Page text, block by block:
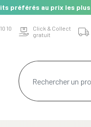
préférés au prix les
10
Click & Collect
gratuit